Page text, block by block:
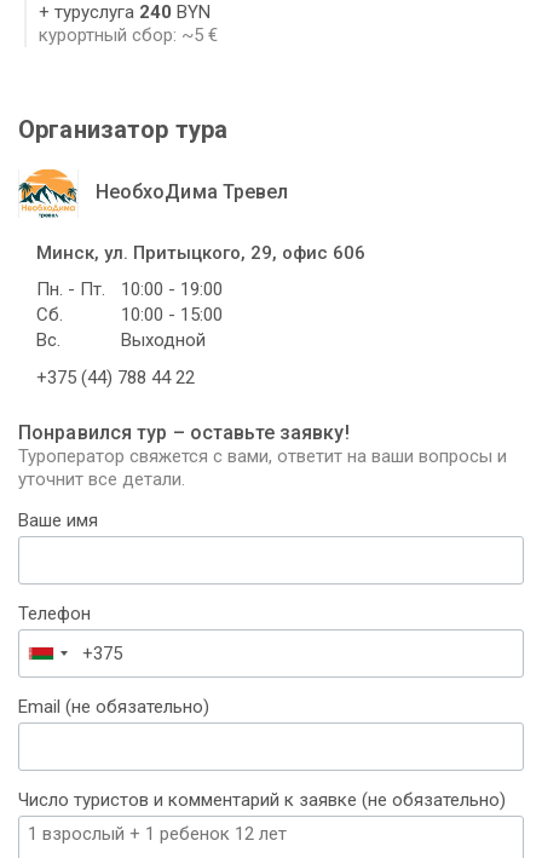
+ туруслуга 240 BYN
курортный сбор: ~5 €
Организатор тура
НеобхоДима Тревел
Минск, ул. Притыцкого, 29, офис 606
Пн. - Пт.
10:00 - 19:00
Сб.
10:00 - 15:00
Вс.
Выходной
+375 (44) 788 44 22
Понравился тур – оставьте заявку!
Туроператор свяжется с вами, ответит на ваши вопросы и
уточнит все детали.
Ваше имя
Телефон
Беларусь
+375
Email (не обязательно)
Число туристов и комментарий к заявке (не обязательно)